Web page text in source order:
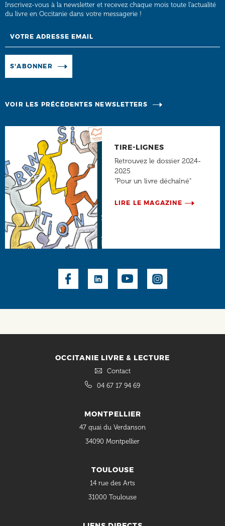
Inscrivez-vous à la newsletter et recevez chaque mois toute l’actualité
du livre en Occitanie dans votre messagerie !
S'ABONNER
VOIR LES PRÉCÉDENTES NEWSLETTERS
TIRE-LIGNES
Retrouvez le dossier 2024-
2025
"Pour un livre déchaîné"
LIRE LE MAGAZINE
OCCITANIE LIVRE & LECTURE
Contact
04 67 17 94 69
MONTPELLIER
47 quai du Verdanson
34090 Montpellier
TOULOUSE
14 rue des Arts
31000 Toulouse